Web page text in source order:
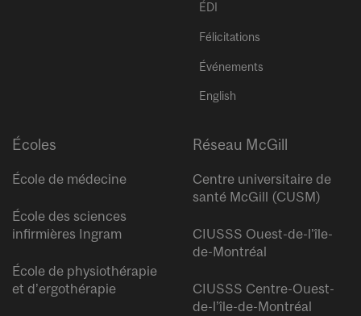
ÉDI
Félicitations
Événements
English
Écoles
École de médecine
École des sciences
infirmières Ingram
École de physiothérapie
et d’ergothérapie
Réseau McGill
Centre universitaire de
santé McGill (CUSM)
CIUSSS Ouest-de-l’île-
de-Montréal
CIUSSS Centre-Ouest-
de-l’île-de-Montréal